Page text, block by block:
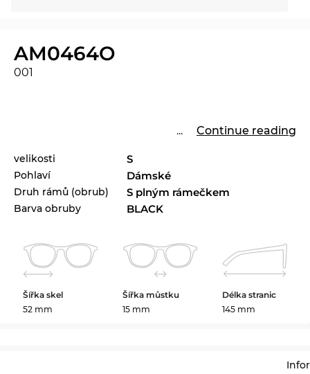
AM0464O
001
... Continue reading
velikosti S
Pohlaví Dámské
Druh rámů (obrub) S plným rámečkem
Barva obruby BLACK
Šířka skel
52 mm
Šířka můstku
15 mm
Délka stranic
145 mm